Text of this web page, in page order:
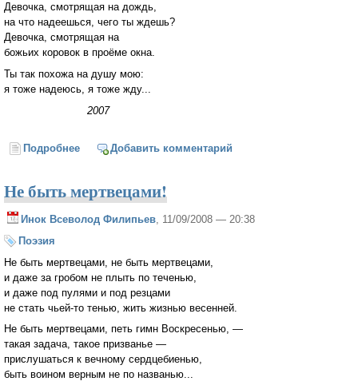
Девочка, смотрящая на дождь,
на что надеешься, чего ты ждешь?
Девочка, смотрящая на
божьих коровок в проёме окна.
Ты так похожа на душу мою:
я тоже надеюсь, я тоже жду...
2007
Подробнее о Смотрящая на дождь
Добавить комментарий
Не быть мертвецами!
Инок Всеволод Филипьев, 11/09/2008 — 20:38
Поэзия
Не быть мертвецами, не быть мертвецами,
и даже за гробом не плыть по теченью,
и даже под пулями и под резцами
не стать чьей-то тенью, жить жизнью весенней.
Не быть мертвецами, петь гимн Воскресенью, —
такая задача, такое призванье —
прислушаться к вечному сердцебиенью,
быть воином верным не по названью...